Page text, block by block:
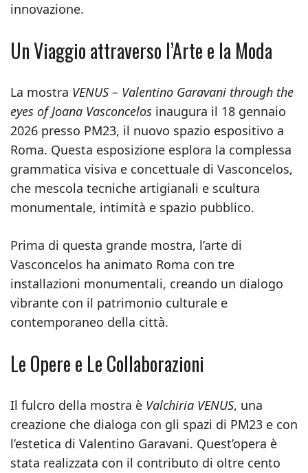
innovazione.
Un Viaggio attraverso l’Arte e la Moda
La mostra VENUS – Valentino Garavani through the
eyes of Joana Vasconcelos inaugura il 18 gennaio
2026 presso PM23, il nuovo spazio espositivo a
Roma. Questa esposizione esplora la complessa
grammatica visiva e concettuale di Vasconcelos,
che mescola tecniche artigianali e scultura
monumentale, intimità e spazio pubblico.
Prima di questa grande mostra, l’arte di
Vasconcelos ha animato Roma con tre
installazioni monumentali, creando un dialogo
vibrante con il patrimonio culturale e
contemporaneo della città.
Le Opere e Le Collaborazioni
Il fulcro della mostra è Valchiria VENUS, una
creazione che dialoga con gli spazi di PM23 e con
l’estetica di Valentino Garavani. Quest’opera è
stata realizzata con il contributo di oltre cento